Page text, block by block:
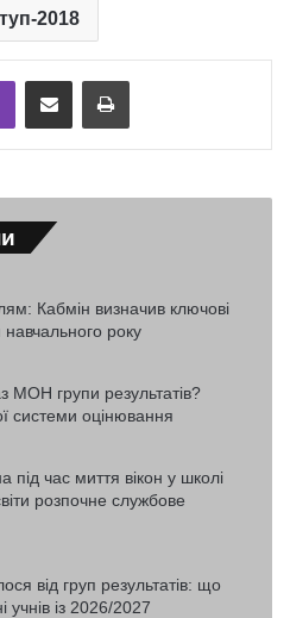
2018
Viber Надіслати електронною поштоюНадрукувати
Кабмін визначив ключові
року
МОН групи результатів?
системи оцінювання
під час миття вікон у школі
розпочне службове
від груп результатів: що
учнів із 2026/2027